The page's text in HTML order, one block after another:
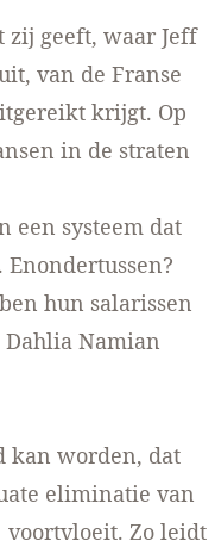
zij geeft, waar Jeff
van de Franse
krijgt. Op
in de straten
een systeem dat
hun salarissen
Dahlia Namian
kan worden, dat
eliminatie van
voortvloeit. Zo leidt